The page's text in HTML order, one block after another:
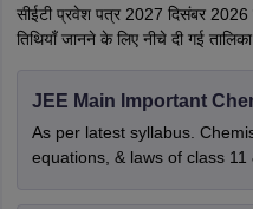
सीईटी प्रवेश पत्र 2027 दिसंबर
तिथियाँ जानने के लिए नीचे दी गई
JEE Main Important
As per latest syllabus.
equations, & laws of class